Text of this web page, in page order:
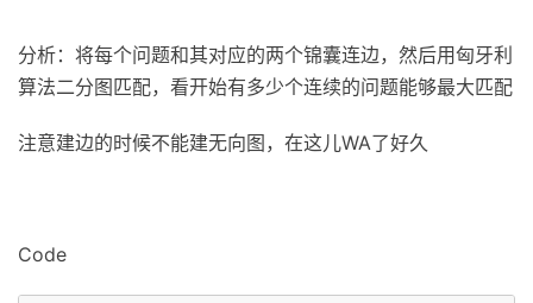
分析：将每个问题和其对应的两个锦囊连边，然后用匈牙利
算法二分图匹配，看开始有多少个连续的问题能够最大匹配
注意建边的时候不能建无向图，在这儿WA了好久
Code